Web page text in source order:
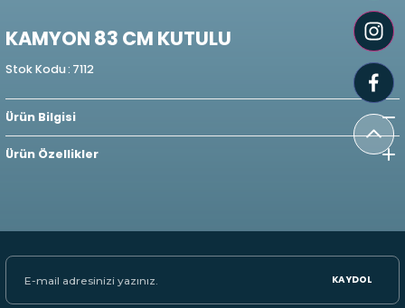
KAMYON 83 CM KUTULU
Stok Kodu: 7112
Ürün Bilgisi
Ürün Özellikler
KAYDOL